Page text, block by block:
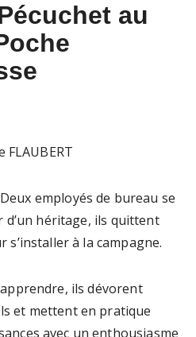
au
FLAUBERT
employés de bureau se
d’un héritage, ils quittent
à la campagne.
ils dévorent
et mettent en pratique
avec un enthousiasme